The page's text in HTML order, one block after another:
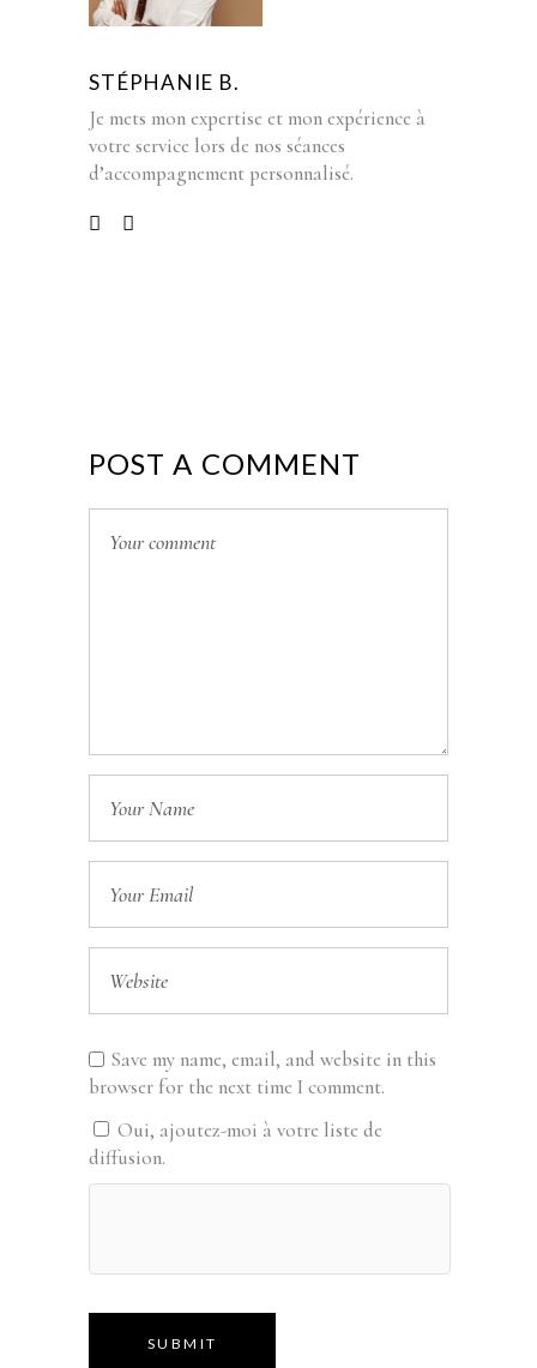
STÉPHANIE B.
Je mets mon expertise et mon expérience à
votre service lors de nos séances
d’accompagnement personnalisé.
POST A COMMENT
Save my name, email, and website in this
browser for the next time I comment.
Oui, ajoutez-moi à votre liste de
diffusion.
SUBMIT